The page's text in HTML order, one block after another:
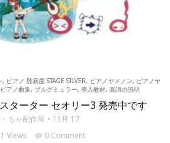
, ピアノ 難易度 STAGE SILVER, ピアノヤメノン, ピアノヤ
ピアノ曲集, ブルグミュラー, 導入教材, 楽譜の説明
ターター セオリー3 発売中です
ちゃ制作局
11月 17
Views
0 Comment